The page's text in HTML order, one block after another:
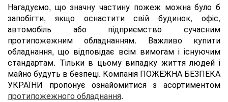
Нагадуємо, що значну частину пожеж можна було б
запобігти, якщо оснастити свій будинок, офіс,
автомобіль або підприємство сучасним
протипожежним обладнанням. Важливо купити
обладнання, що відповідає всім вимогам і існуючим
стандартам. Тільки в цьому випадку життя людей і
майно будуть в безпеці. Компанія ПОЖЕЖНА БЕЗПЕКА
УКРАЇНИ пропонує ознайомитися з асортиментом
протипожежного обладнання.